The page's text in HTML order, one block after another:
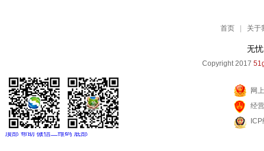
首页 关于
无
Copyright 2017
网
经
顶部 帮助 微信二维码 底部